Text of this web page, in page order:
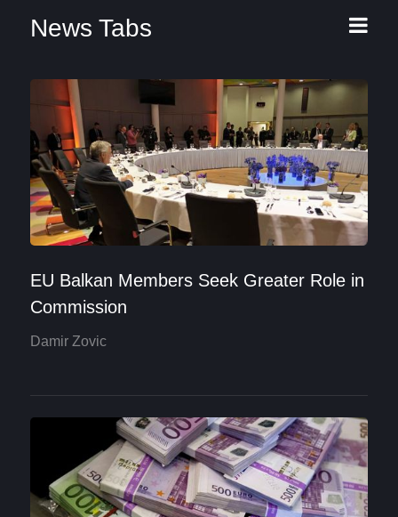
News Tabs
EU Balkan Members Seek Greater Role in
Commission
Damir Zovic